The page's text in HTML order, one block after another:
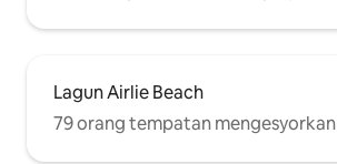
Lagun Airlie Beach
79 orang tempatan mengesyorkan